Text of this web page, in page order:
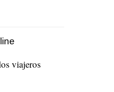
viajeros